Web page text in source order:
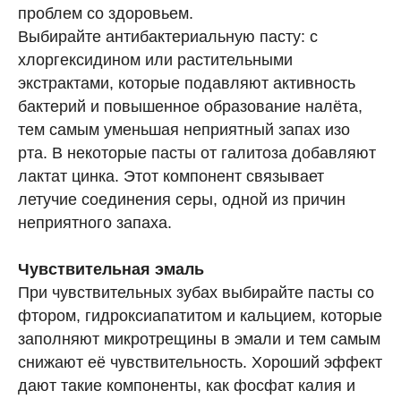
проблем со здоровьем.
Выбирайте антибактериальную пасту: с
хлоргексидином или растительными
экстрактами, которые подавляют активность
бактерий и повышенное образование налёта,
тем самым уменьшая неприятный запах изо
рта. В некоторые пасты от галитоза добавляют
лактат цинка. Этот компонент связывает
летучие соединения серы, одной из причин
неприятного запаха.
Чувствительная эмаль
При чувствительных зубах выбирайте пасты со
фтором, гидроксиапатитом и кальцием, которые
заполняют микротрещины в эмали и тем самым
снижают её чувствительность. Хороший эффект
дают такие компоненты, как фосфат калия и